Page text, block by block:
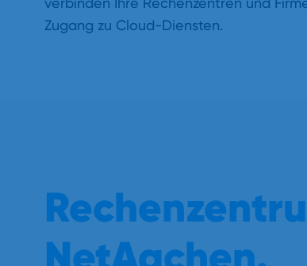
Zugang zu Cloud-Diensten.